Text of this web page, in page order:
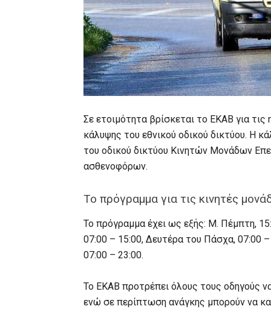
Σε ετοιμότητα βρίσκεται το ΕΚΑΒ για
κάλυψης του εθνικού οδικού δικτύου. Η
του οδικού δικτύου Κινητών Μονάδων
ασθενοφόρων.
Το πρόγραμμα για τις κινητές
Το πρόγραμμα έχει ως εξής: Μ. Πέμπτη,
07:00 – 15:00, Δευτέρα του Πάσχα, 07:00
07:00 – 23:00.
Το ΕΚΑΒ προτρέπει όλους τους οδηγούς
ενώ σε περίπτωση ανάγκης μπορούν να